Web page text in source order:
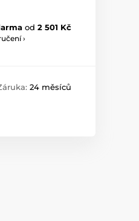
od 2 501 Kč
›
24 měsíců